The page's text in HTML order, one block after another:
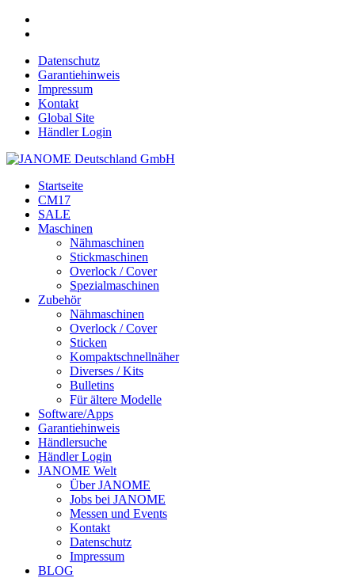
Datenschutz
Garantiehinweis
Impressum
Kontakt
Global Site
Händler Login
Startseite
CM17
SALE
Maschinen
Nähmaschinen
Stickmaschinen
Overlock / Cover
Spezialmaschinen
Zubehör
Nähmaschinen
Overlock / Cover
Sticken
Kompaktschnellnäher
Diverses / Kits
Bulletins
Für ältere Modelle
Software/Apps
Garantiehinweis
Händlersuche
Händler Login
JANOME Welt
Über JANOME
Jobs bei JANOME
Messen und Events
Kontakt
Datenschutz
Impressum
BLOG